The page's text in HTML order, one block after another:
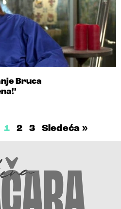
Bruca
1 2 3 Sledeća »